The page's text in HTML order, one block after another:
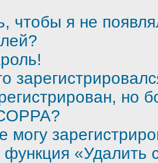
чтобы я не
но
могу
функция «Удалить